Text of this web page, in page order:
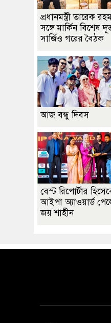
প্রধানমন্ত্রী তারেক
সঙ্গে মার্কিন বিশেষ
সার্জিও গরের বৈঠক
আজ বন্ধু দিবস
বেস্ট রিপোর্টার
আইপা অ্যাওয়ার্ড
জয় শাহীন